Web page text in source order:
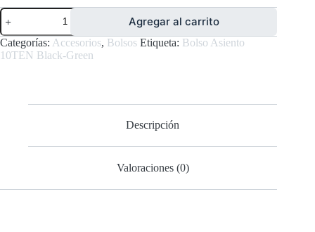
Bolso
Asiento
10TEN
Black-
Green
Agregar al carrito
Categorías: Accesorios, Bolsos Etiqueta: Bolso Asiento
10TEN Black-Green
Descripción
Valoraciones (0)